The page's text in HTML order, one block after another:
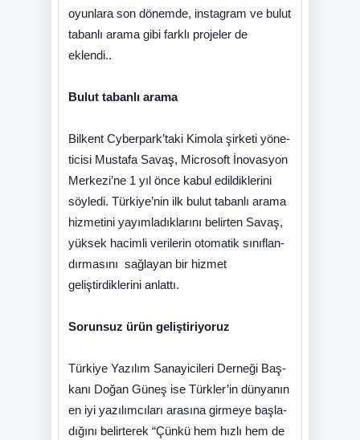
oyunlara son dönemde, instagram ve bulut
tabanlı arama gibi farklı projeler de
eklendi..
Bulut tabanlı arama
Bil­kent Cyber­park’taki Ki­mo­la şir­ke­ti yö­ne­
ti­ci­si Mus­ta­fa Sa­vaş, Mic­ro­soft İno­vas­yon
Mer­ke­zi’­ne 1 yıl ön­ce ka­bul edil­dik­le­ri­ni
söy­le­di. Tür­ki­ye­’nin ilk bu­lut ta­ban­lı ara­ma
hiz­me­ti­ni ya­yım­la­dı­klarını be­lir­ten Sa­vaş,
yük­sek ha­cim­li ve­ri­le­ri­n oto­ma­tik sı­nıf­lan­
dır­ma­sı­nı sağ­la­yan bir hiz­me­t
geliştirdiklerini an­lat­tı.
Sorunsuz ürün geliştiriyoruz
Tür­ki­ye Ya­zı­lım Sa­na­yi­ci­le­ri Der­ne­ği Baş­
ka­nı Do­ğan Gü­neş ise Türk­le­r’in dün­ya­nın
en iyi ya­zı­lım­cı­la­rı ara­sı­na gir­me­ye baş­la­
dı­ğı­nı be­lir­te­rek “Çünkü hem hızlı hem de